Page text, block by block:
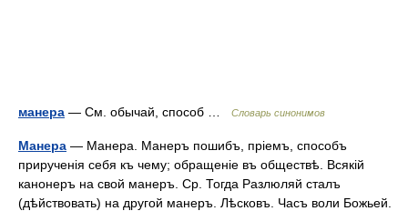
манера — См. обычай, способ … Словарь синонимов
Манера — Манера. Манеръ пошибъ, пріемъ, способъ
прирученія себя къ чему; обращеніе въ обществѣ. Всякій
канонеръ на свой манеръ. Ср. Тогда Разлюляй сталъ
(дѣйствовать) на другой манеръ. Лѣсковъ. Часъ воли Божьей.